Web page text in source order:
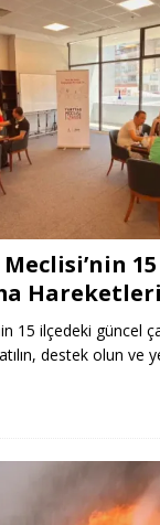
Hareketleri
15 ilçedeki güncel
destek olun ve